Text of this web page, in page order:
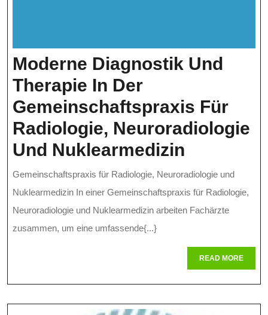
Moderne Diagnostik Und
Therapie In Der
Gemeinschaftspraxis Für
Radiologie, Neuroradiologie
Und Nuklearmedizin
Und
Therapie
Der
Für
Gemeinschaftspraxis für Radiologie, Neuroradiologie und
Nuklearmedizin In einer Gemeinschaftspraxis für Radiologie,
Neuroradiologie und Nuklearmedizin arbeiten Fachärzte
zusammen, um eine umfassende{...}
READ MOREREAD
MORE